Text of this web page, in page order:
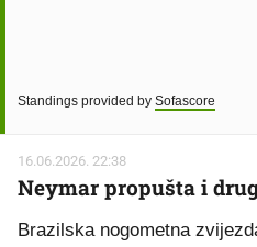
Standings provided by Sofascore
16.06.2026. 22:38
Neymar propušta i
Brazilska nogometna